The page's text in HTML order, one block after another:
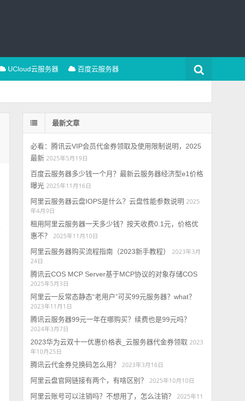
UCloud云服务器 百度云服务器
最新文章
必看：腾讯云VIP会员代金券领取及使用限制说明，2025
最新 2025年5月19日
百度云服务器多少钱一个月？最新云服务器经济型e1价格
曝光 2025年11月16日
阿里云服务器云盘IOPS是什么？云盘性能参数说明 2025
年4月9日
租用阿里云服务器一天多少钱？按天收费0.1元，价格优
惠不？
2025年11月10日
阿里云服务器购买流程指南（2023新手教程）
2023年3月
24日
腾讯云COS MCP Server基于MCP协议的对象存储COS
2025年5月3日
阿里云一反常态静态“老用户”可买99元服务器？what？
2023年11月1日
腾讯云服务器99元一年在哪购买？续费也是99元吗？
2024年3月7日
2023华为云双十一优惠价格表_云服务器代金券领取 2023
年10月25日
腾讯云代金券兑换码怎么用？
2023年3月16日
阿里云盘官网链接有两个，有啥区别？
2025年10月10日
阿里云账号可以注销吗？不想用了，怎么注销？
2025年11